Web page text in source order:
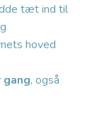
tæt ind til
hoved
, også